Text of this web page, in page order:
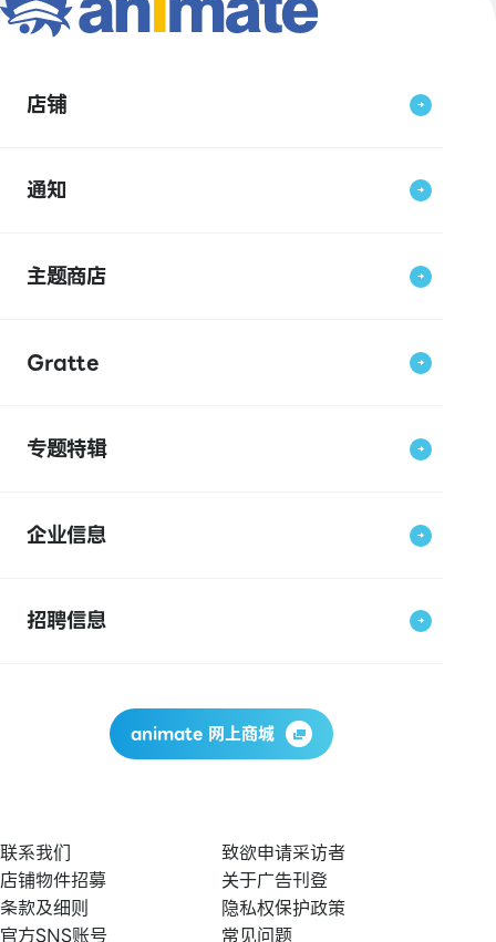
店铺
通知
主题商店
Gratte
专题特辑
企业信息
招聘信息
animate 网上商城
联系我们
致欲申请采访者
店铺物件招募
关于广告刊登
条款及细则
隐私权保护政策
官方SNS账号
常见问题